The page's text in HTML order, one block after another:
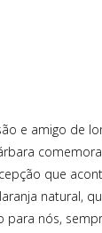
e amigo de
que
natural,
nós,